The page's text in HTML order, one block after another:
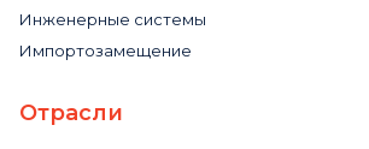
Инженерные системы
Импортозамещение
Отрасли